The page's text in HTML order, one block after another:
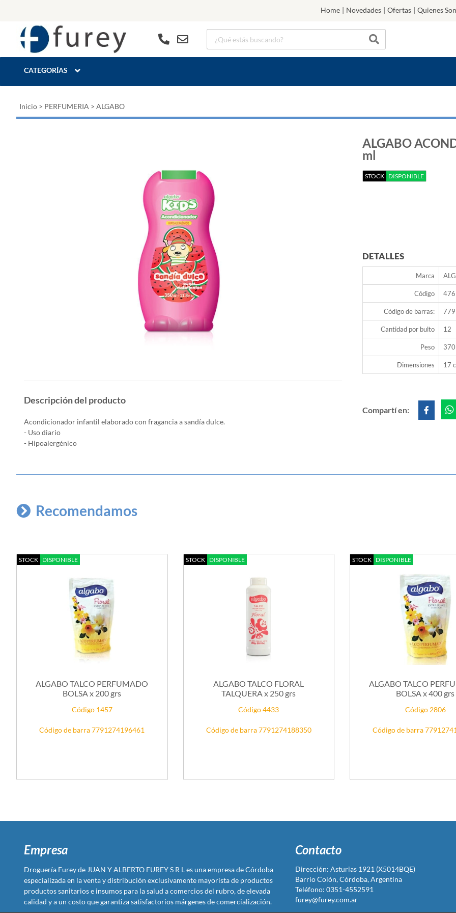
Home | Novedades | Ofertas | Quienes
CATEGORÍAS
Inicio > PERFUMERIA > ALGABO
ALGABO
ml
STOCK DISPONIBLE
DETALLES
Marca
Código
Código de barras:
Cantidad por bulto 12
Peso
Dimensiones 17
Compartí en:
Descripción del producto
Acondicionador infantil elaborado con fragancia a sandía dulce.
- Uso diario
- Hipoalergénico
Recomendamos
STOCK DISPONIBLE
ALGABO TALCO PERFUMADO
BOLSA x 200 grs
Código 1457
Código de barra 7791274196461
STOCK DISPONIBLE
ALGABO TALCO FLORAL
TALQUERA x 250 grs
Código 4433
Código de barra 7791274188350
STOCK DISPONIBLE
ALGABO TALCO
BOLSA x 400 grs
Código 2806
Código de barra
Empresa
Droguería Furey de JUAN Y ALBERTO FUREY S R L es una empresa de Córdoba
especializada en la venta y distribución exclusivamente mayorista de productos
productos sanitarios e insumos para la salud a comercios del rubro, de elevada
calidad y a un costo que garantiza satisfactorios márgenes de comercialización.
Contacto
Dirección: Asturias 1921 (X5014BQE)
Barrio Colón, Córdoba, Argentina
Teléfono: 0351-4552591
furey@furey.com.ar